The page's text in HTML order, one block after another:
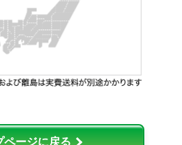
ページに戻る